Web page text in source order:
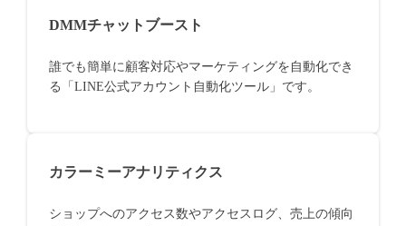
DMMチャットブースト
誰でも簡単に顧客対応やマーケティングを自動化でき
る「LINE公式アカウント自動化ツール」です。
カラーミーアナリティクス
ショップへのアクセス数やアクセスログ、売上の傾向